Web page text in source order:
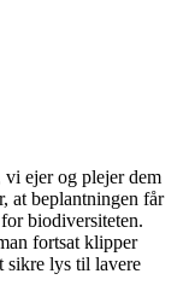
vi ejer og plejer dem
at beplantningen får
biodiversiteten.
fortsat klipper
sikre lys til lavere